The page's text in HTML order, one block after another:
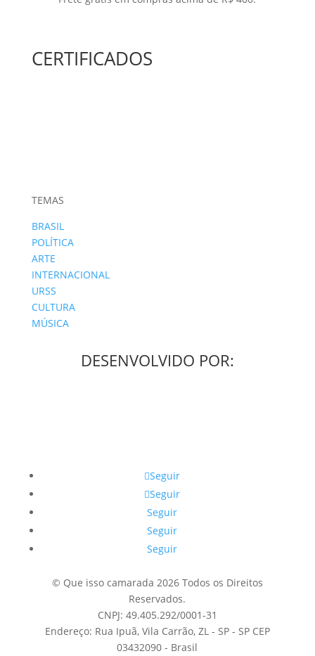
CERTIFICADOS
TEMAS
BRASIL
POLÍTICA
ARTE
INTERNACIONAL
URSS
CULTURA
MÚSICA
DESENVOLVIDO POR:
Seguir
Seguir
Seguir
Seguir
Seguir
© Que isso camarada 2026 Todos os Direitos
Reservados.
CNPJ: 49.405.292/0001-31
Endereço: Rua Ipuã, Vila Carrão, ZL - SP - SP CEP
03432090 - Brasil